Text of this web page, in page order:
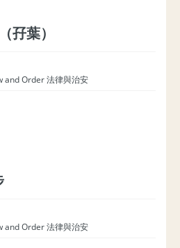
孖葉）
and Order 法律與治安
and Order 法律與治安